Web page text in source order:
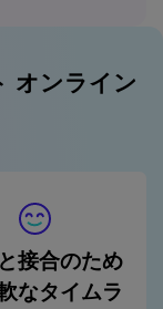
オンライン
接合のため
なタイムラ